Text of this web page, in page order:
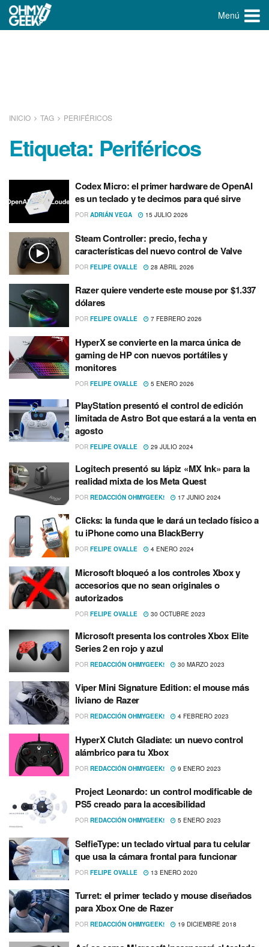
Menú
INICIO TAG PERIFÉRICOS
Etiqueta: Periféricos
Codex Micro: el primer hardware de OpenAI
es un teclado y te decimos para qué sirve
POR ADRIÁN VEGA 15 JULIO 2026
Steam Controller: precio, fecha y
características del nuevo control de Valve
POR FELIPE OVALLE 28 ABRIL 2026
Razer quiere venderte este mouse por $1.337
dólares
POR FELIPE OVALLE 7 FEBRERO 2026
HyperX se convierte en la marca única de
gaming de HP con nuevos portátiles y
monitores
POR FELIPE OVALLE 5 ENERO 2026
PlayStation presentó el control de edición
limitada de Astro Bot que estará a la venta en
agosto
POR FELIPE OVALLE 29 JULIO 2024
Logitech presentó su lápiz «MX Ink» para la
realidad mixta de los Meta Quest
POR REDACCIÓN OHMYGEEK! 17 JUNIO 2024
Clicks: la funda que le dará un teclado físico a
tu iPhone como una BlackBerry
POR FELIPE OVALLE 4 ENERO 2024
Microsoft bloqueó a los controles Xbox y
accesorios que no sean originales o
autorizados
POR FELIPE OVALLE 30 OCTUBRE 2023
Microsoft presenta los controles Xbox Elite
Series 2 en rojo y azul
POR REDACCIÓN OHMYGEEK! 30 MARZO 2023
Viper Mini Signature Edition: el mouse más
liviano de Razer
POR REDACCIÓN OHMYGEEK! 4 FEBRERO 2023
HyperX Clutch Gladiate: un nuevo control
alámbrico para tu Xbox
POR REDACCIÓN OHMYGEEK! 9 ENERO 2023
Project Leonardo: un control modificable de
PS5 creado para la accesibilidad
POR REDACCIÓN OHMYGEEK! 5 ENERO 2023
SelfieType: un teclado virtual para tu celular
que usa la cámara frontal para funcionar
POR FELIPE OVALLE 13 ENERO 2020
Turret: el primer teclado y mouse diseñados
para Xbox One de Razer
POR REDACCIÓN OHMYGEEK! 19 DICIEMBRE 2018